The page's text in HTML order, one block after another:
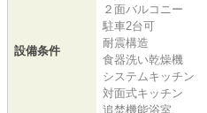
設備条件
２面バルコニー
駐車2台可
耐震構造
食器洗い乾燥機
システムキッチン
対面式キッチン
追焚機能浴室